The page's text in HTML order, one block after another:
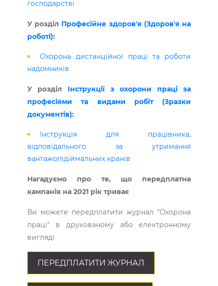
господарстві
У розділ Професійне здоров'я (Здоров'я на
роботі):
Охорона дистанційної праці та роботи
надомників
У розділ Інструкції з охорони праці за
професіями та видами робіт (Зразки
документів):
Інструкція для працівника,
відповідального за утримання
вантажопідіймальних кранів
Нагадуємо про те, що передплатна
кампанія на 2021 рік триває
Ви можете передплатити журнал "Охорона
праці" в друкованому або електронному
вигляді
ПЕРЕДПЛАТИТИ ЖУРНАЛ